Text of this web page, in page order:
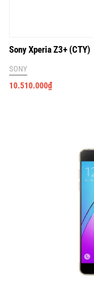
Sony Xperia Z3+ (CTY)
SONY
10.510.000₫